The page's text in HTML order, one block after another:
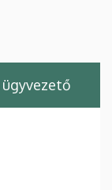
ügyvezető